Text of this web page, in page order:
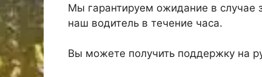
Мы гарантируем ожидание в случае
наш водитель в течение часа.
Вы можете получить поддержку на